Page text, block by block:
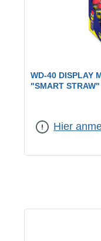
WD-40 DISPLAY
"SMART STRAW"
Hier